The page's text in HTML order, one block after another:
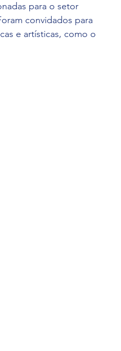
para o setor
convidados para
e artísticas, como o